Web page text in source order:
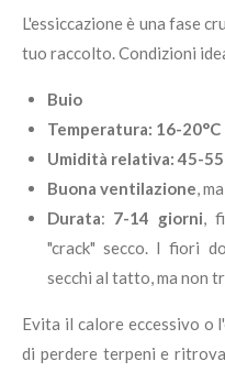
L'essiccazione è una fase
tuo raccolto. Condizioni
Buio
Temperatura: 16-20°C
Umidità relativa: 45-
Buona ventilazione,
Durata: 7-14 giorni,
"crack" secco. I fiori
secchi al tatto, ma non
Evita il calore eccessivo o
di perdere terpeni e